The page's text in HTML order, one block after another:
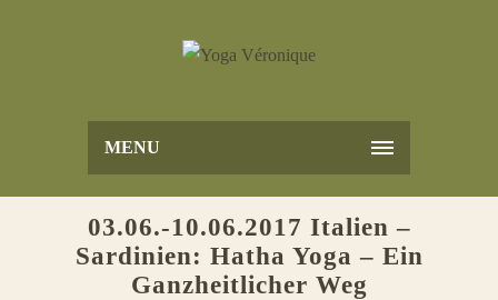
MENU
03.06.-10.06.2017 Italien –
Sardinien: Hatha Yoga – Ein
Ganzheitlicher Weg